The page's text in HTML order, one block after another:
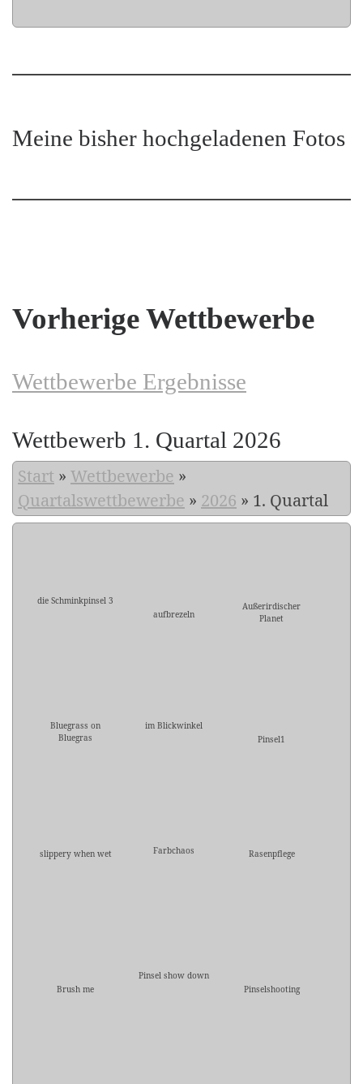
Meine bisher hochgeladenen Fotos
Vorherige Wettbewerbe
Wettbewerbe Ergebnisse
Wettbewerb 1. Quartal 2026
Start » Wettbewerbe »
Quartalswettbewerbe » 2026 » 1. Quartal
die Schminkpinsel 3
aufbrezeln
Außerirdischer
Planet
Bluegrass on
Bluegras
im Blickwinkel
Pinsel1
slippery when wet Farbchaos Rasenpflege
Brush me
Pinsel show down
Pinselshooting